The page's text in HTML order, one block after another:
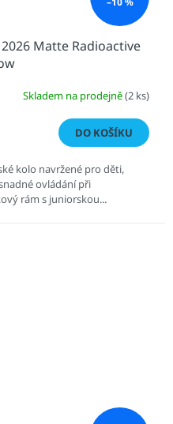
2026 Matte Radioactive
Skladem na prodejně(2 ks)
DO KOŠÍKU
kolo navržené pro děti,
ovládání při
rám s juniorskou...